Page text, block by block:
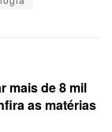
mais de 8 mil
as matérias